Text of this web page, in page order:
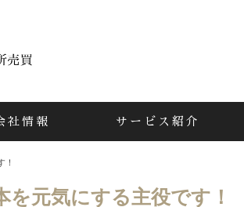
社情報 サービス紹介
！
を元気にする主役です！